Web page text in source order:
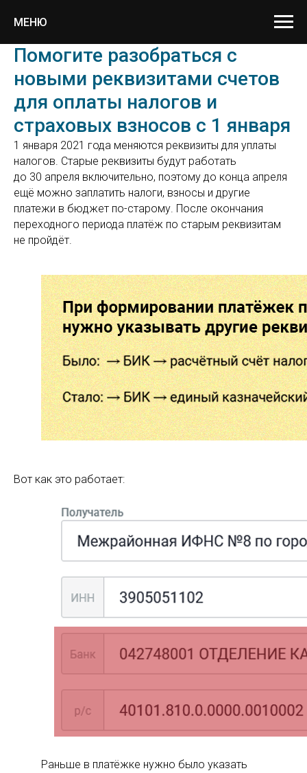
МЕНЮ
Помогите разобраться с
новыми реквизитами счетов
для оплаты налогов и
страховых взносов с 1 января
1 января 2021 года меняются реквизиты для уплаты
налогов. Старые реквизиты будут работать
до 30 апреля включительно, поэтому до конца апреля
ещё можно заплатить налоги, взносы и другие
платежи в бюджет по-старому. После окончания
переходного периода платёж по старым реквизитам
не пройдёт.
Вот как это работает:
Раньше в платёжке нужно было указать